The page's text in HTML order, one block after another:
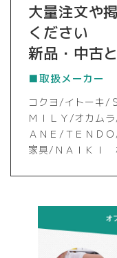
大量注文や
ください
新品・中古
■取扱メーカー
コクヨ/イトーキ/
ＭＩＬＹ/オカム
ＡＮＥ/ＴＥＮＤ
家具/ＮＡＩＫＩ